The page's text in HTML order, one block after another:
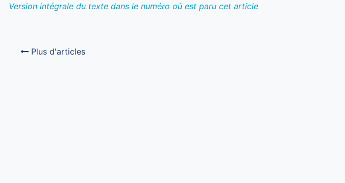
Version intégrale du texte dans le numéro où est paru cet article
Plus d'articles